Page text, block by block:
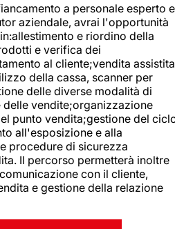
a personale esperto e
aziendale, avrai l'opportunità
e riordino della
e verifica dei
al cliente;vendita assistita
della cassa, scanner per
delle diverse modalità di
vendite;organizzazione
punto vendita;gestione del
all'esposizione e alla
procedure di sicurezza
Il percorso permetterà inoltre
con il cliente,
e gestione della relazione